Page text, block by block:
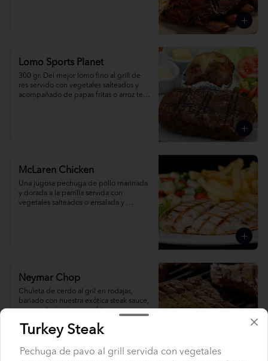
Lomo Sports Planet
300 gr. Del mejor lomo fino al grill de
res servido con vegetales salteados y
acompañado de papas fritas o arroz tex
McLaren Chicken
Una jugosa pechuga de pollo marinada
y dorada a la parrilla servida con
vegetales salteados o ensalada y
Neymar Chop
Chuleta de cerdo al gril en rodajas,
bañado con nuestra exótica steak sauce,
acompañado de papas fritas o arroz tex
Turkey Steak
Pechuga de pavo al grill servida con vegetales